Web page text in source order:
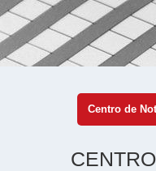
Centro de